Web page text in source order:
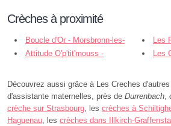
Crèches à proximité
Boucle d'Or - Morsbronn-les-
Bains
Les
Attitude O'p'tit'mouss -
Les
Découvrez aussi grâce à Les Creches
d'assistante maternelles, près de Durrenbach,
crèche sur Strasbourg, les crèches à
Haguenau, les crèches dans Illkirch-